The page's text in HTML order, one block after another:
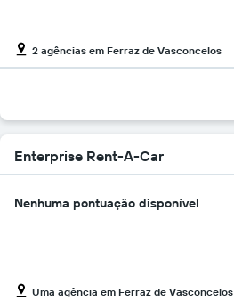
as
empresas
fornecidas
2 agências em Ferraz de Vasconcelos
Enterprise Rent-A-Car
Nenhuma pontuação disponível
Uma agência em Ferraz de Vasconcelos